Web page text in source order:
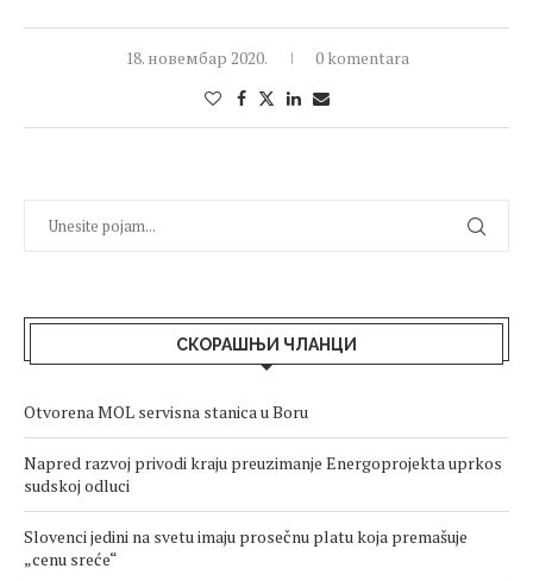
18. новембар 2020. 0 komentara
СКОРАШЊИ ЧЛАНЦИ
Otvorena MOL servisna stanica u Boru
Napred razvoj privodi kraju preuzimanje Energoprojekta uprkos
sudskoj odluci
Slovenci jedini na svetu imaju prosečnu platu koja premašuje
„cenu sreće“